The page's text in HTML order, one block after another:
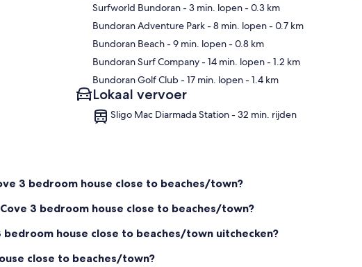
Surfworld Bundoran- 3 min. lopen- 0.3 km
Bundoran Adventure Park- 8 min. lopen- 0.7 km
Bundoran Beach- 9 min. lopen- 0.8 km
Bundoran Surf Company- 14 min. lopen- 1.2 km
Bundoran Golf Club- 17 min. lopen- 1.4 km
Lokaal vervoer
Sligo Mac Diarmada Station - 32 min. rijden
3 bedroom house close to beaches/town?
3 bedroom house close to beaches/town?
house close to beaches/town uitchecken?
close to beaches/town?